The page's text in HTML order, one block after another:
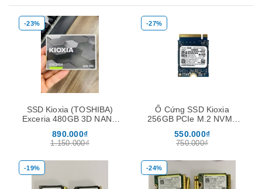
-23%
SSD Kioxia (TOSHIBA)
Exceria 480GB 3D NAND
890.000₫
1.150.000₫
-27%
Ổ Cứng SSD Kioxia
256GB PCIe M.2 NVMe
M2280 )
550.000₫
750.000₫
-19% -24%